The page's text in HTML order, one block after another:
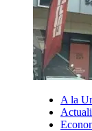
A la